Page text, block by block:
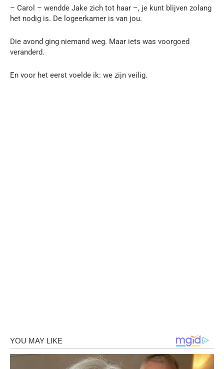
– Carol – wendde Jake zich tot haar –, je kunt blijven zolang
het nodig is. De logeerkamer is van jou.
Die avond ging niemand weg. Maar iets was voorgoed
veranderd.
En voor het eerst voelde ik: we zijn veilig.